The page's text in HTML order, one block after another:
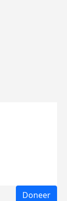
Doneer